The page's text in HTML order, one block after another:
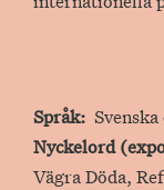
Språk
Nyckelord
Vägra Döda,